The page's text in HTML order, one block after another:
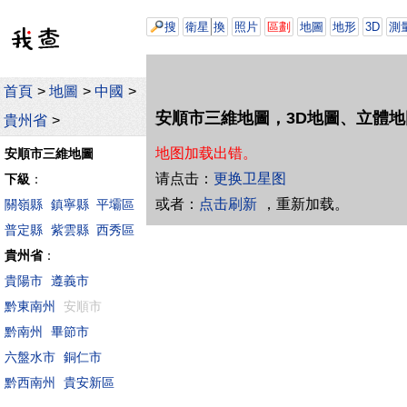
首頁 > 地圖 > 中國 >
貴州省 >
安順市三維地圖
下級 ：
關嶺縣 鎮寧縣 平壩區
普定縣 紫雲縣 西秀區
貴州省：
貴陽市 遵義市
黔東南州
安順市
黔南州
畢節市
六盤水市 銅仁市
黔西南州
貴安新區
搜 衛星 換 照片 區劃 地圖 地形 3D 測
安順市三維地圖，3D地圖、立體
地图加载出错。
请点击： 更换卫星图
或者： 点击刷新 ，重新加载。